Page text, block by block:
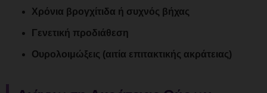
Χρόνια βρογχίτιδα ή συχνός βήχας
Γενετική προδιάθεση
Ουρολοιμώξεις (αιτία επιτακτικής ακράτειας)